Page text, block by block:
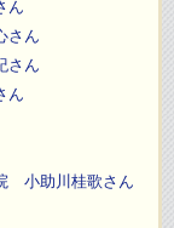
ん
さん
さん
ん
小助川桂歌さん